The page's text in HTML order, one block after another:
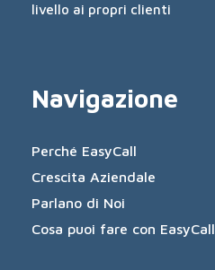
livello ai propri clienti
Navigazione
Perché EasyCall
Crescita Aziendale
Parlano di Noi
Cosa puoi fare con EasyCall